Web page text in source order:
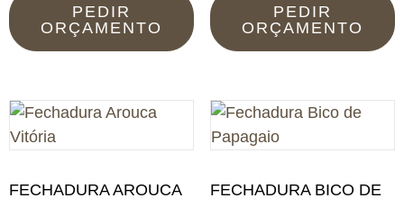
PEDIR
ORÇAMENTO
PEDIR
ORÇAMENTO
FECHADURA AROUCA
FECHADURA BICO DE